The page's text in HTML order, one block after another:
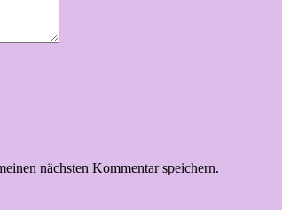
nächsten Kommentar speichern.